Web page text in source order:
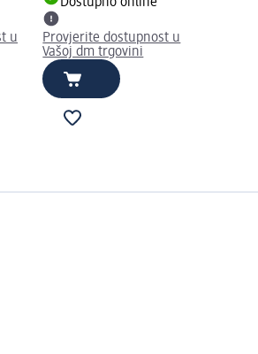
u
Dostupno online
Provjerite dostupnost u
Vašoj dm trgovini